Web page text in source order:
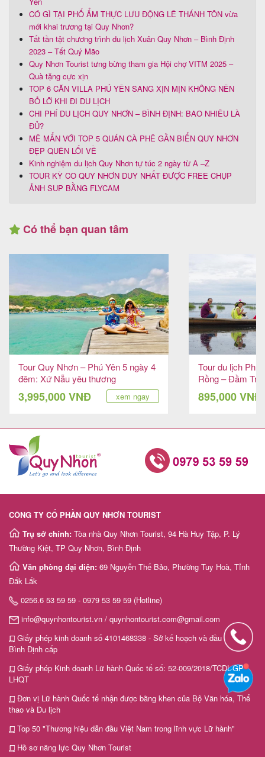
CÓ GÌ TẠI PHỐ ẨM THỰC LƯU ĐỘNG LÊ THÁNH TÔN vừa
mới khai trương tại Quy Nhơn?
Tất tần tật chương trình du lịch Xuân Quy Nhơn – Bình Định
2023 – Tết Quý Mão
Quy Nhơn Tourist tưng bừng tham gia Hội chợ VITM 2025 –
Quà tặng cực xịn
TOP 6 CĂN VILLA PHÚ YÊN SANG XỊN MỊN KHÔNG NÊN
BỎ LỠ KHI ĐI DU LỊCH
CHI PHÍ DU LỊCH QUY NHƠN – BÌNH ĐỊNH: BAO NHIÊU LÀ
ĐỦ?
MÊ MẨN VỚI TOP 5 QUÁN CÀ PHÊ GẦN BIỂN QUY NHƠN
ĐẸP QUÊN LỐI VỀ
Kinh nghiệm du lịch Quy Nhơn tự túc 2 ngày từ A –Z
TOUR KỲ CO QUY NHƠN DUY NHẤT ĐƯỢC FREE CHỤP
ẢNH SUP BẰNG FLYCAM
Có thể bạn quan tâm
Tour Quy Nhơn – Phú Yên 5 ngày 4
đêm: Xứ Nẫu yêu thương
3,995,000 VNĐ xem ngay
Tour du lịch Phù
Rồng – Đầm
khổng lồ
895,000 VNĐ
CÔNG TY CỔ PHẦN QUY NHƠN TOURIST
Trụ sở chính: Tòa nhà Quy Nhơn Tourist, 94 Hà Huy Tập, P. Lý
Thường Kiệt, TP Quy Nhơn, Bình Định
Văn phòng đại diện: 69 Nguyễn Thế Bảo, Phường Tuy Hoà, Tỉnh
Đắk Lắk
0256.6 53 59 59 - 0979 53 59 59 (Hotline)
info@quynhontourist.vn / quynhontourist.com@gmail.com
Giấy phép kinh doanh số 4101468338 - Sở kế hoạch và đầu tư tỉnh
Bình Định cấp
Giấy phép Kinh doanh Lữ hành Quốc tế số: 52-009/2018/TCDL-GP
LHQT
Đơn vị Lữ hành Quốc tế nhận được bằng khen của Bộ Văn hóa, Thể
thao và Du lịch
Top 50 "Thương hiệu dẫn đầu Việt Nam trong lĩnh vực Lữ hành"
Hồ sơ năng lực Quy Nhơn Tourist